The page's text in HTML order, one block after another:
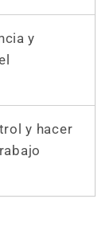
y
y hacer